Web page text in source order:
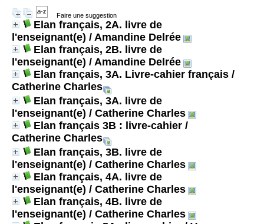
Faire une suggestion
Elan français, 2A. livre de
l'enseignant(e) / Amandine Delrée
Elan français, 2B. livre de
l'enseignant(e) / Amandine Delrée
Elan français, 3A. Livre-cahier français /
Catherine Charles
Elan français, 3A. livre de
l'enseignant(e) / Catherine Charles
Elan français 3B : livre-cahier /
Catherine Charles
Elan français, 3B. livre de
l'enseignant(e) / Catherine Charles
Elan français, 4A. livre de
l'enseignant(e) / Catherine Charles
Elan français, 4B. livre de
l'enseignant(e) / Catherine Charles